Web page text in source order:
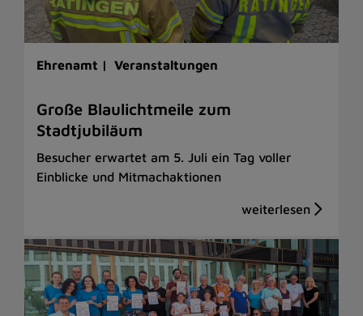
Ehrenamt | Veranstaltungen
Große Blaulichtmeile zum
Stadtjubiläum
Besucher erwartet am 5. Juli ein Tag voller
Einblicke und Mitmachaktionen